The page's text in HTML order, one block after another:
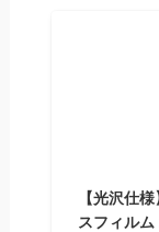
【光沢仕
スフィル